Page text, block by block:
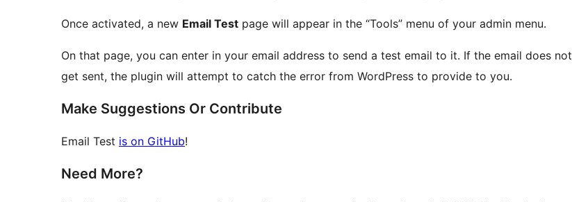
Once activated, a new Email Test page will appear in the “Tools” menu of your admin menu.
On that page, you can enter in your email address to send a test email to it. If the email does not
get sent, the plugin will attempt to catch the error from WordPress to provide to you.
Make Suggestions Or Contribute
Email Test is on GitHub!
Need More?